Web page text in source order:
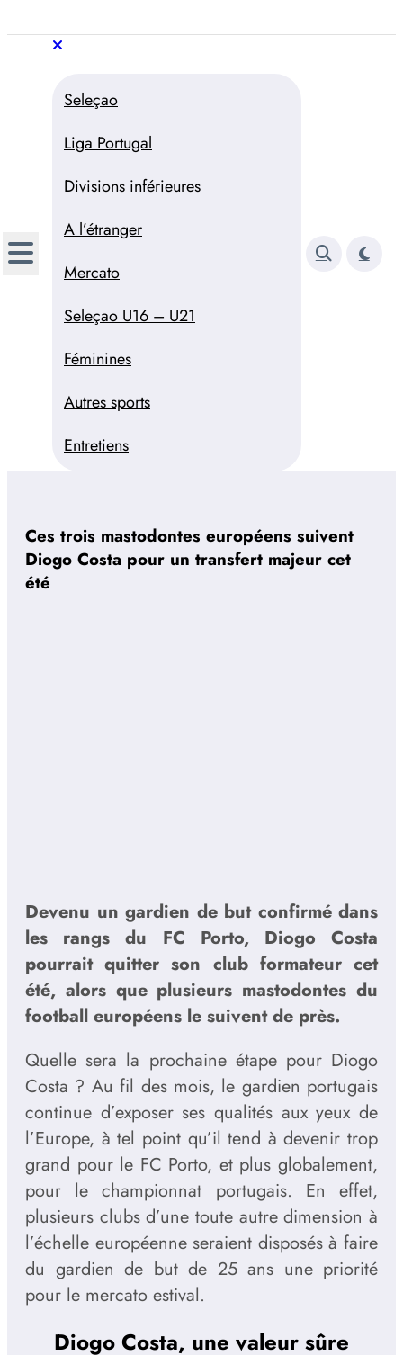
au
Trivela
L'actualité du football portugais
Seleçao
Liga Portugal
Divisions inférieures
A l’étranger
Mercato
Seleçao U16 – U21
Féminines
Autres sports
Entretiens
Ces trois mastodontes européens suivent
Diogo Costa pour un transfert majeur cet
été
Devenu un gardien de but confirmé dans
les rangs du FC Porto, Diogo Costa
pourrait quitter son club formateur cet
été, alors que plusieurs mastodontes du
football européens le suivent de près.
Quelle sera la prochaine étape pour Diogo
Costa ? Au fil des mois, le gardien portugais
continue d’exposer ses qualités aux yeux de
l’Europe, à tel point qu’il tend à devenir trop
grand pour le FC Porto, et plus globalement,
pour le championnat portugais. En effet,
plusieurs clubs d’une toute autre dimension à
l’échelle européenne seraient disposés à faire
du gardien de but de 25 ans une priorité
pour le mercato estival.
Diogo Costa, une valeur sûre